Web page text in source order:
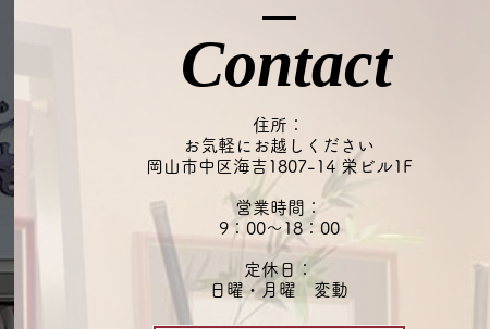
Contact
住所：
お気軽にお越しください
岡山市中区海吉1807-14 栄ビル1F
営業時間：
9：00～18：00
​定休日：
日曜・月曜 変動